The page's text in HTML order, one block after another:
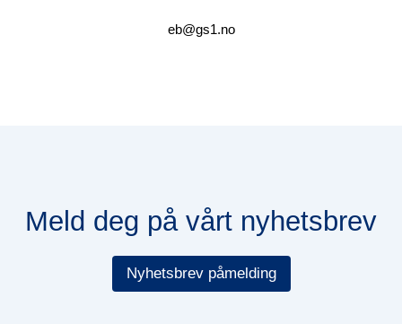
eb@gs1.no
Meld deg på vårt nyhetsbrev
Nyhetsbrev påmelding